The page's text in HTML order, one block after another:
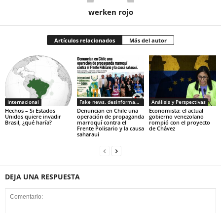
werken rojo
Artículos relacionados Más del autor
Internacional
Hechos – Si Estados
Unidos quiere invadir
Brasil, ¿qué haría?
Fake news, desinformacion
Denuncian en Chile una
operación de propaganda
marroquí contra el
Frente Polisario y la causa
saharaui
Análisis y Perspectivas
Economista: el actual
gobierno venezolano
rompió con el proyecto
de Chávez
DEJA UNA RESPUESTA